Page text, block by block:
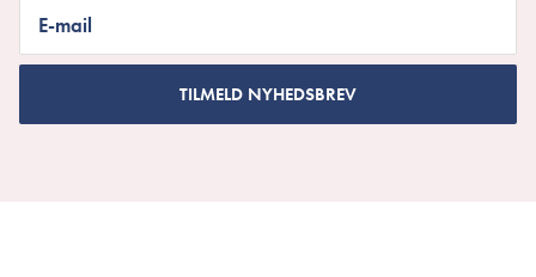
E-mail
TILMELD NYHEDSBREV